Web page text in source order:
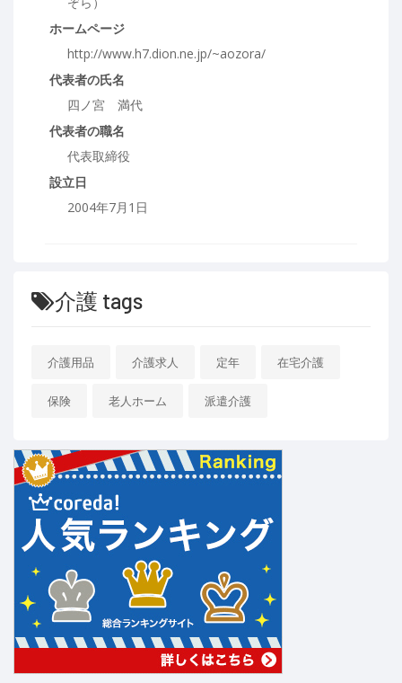
ホームページ
http://www.h7.dion.ne.jp/~aozora/
代表者の氏名
四ノ宮 満代
代表者の職名
代表取締役
設立日
2004年7月1日
介護 tags
介護用品 介護求人 定年 在宅介護
保険 老人ホーム 派遣介護